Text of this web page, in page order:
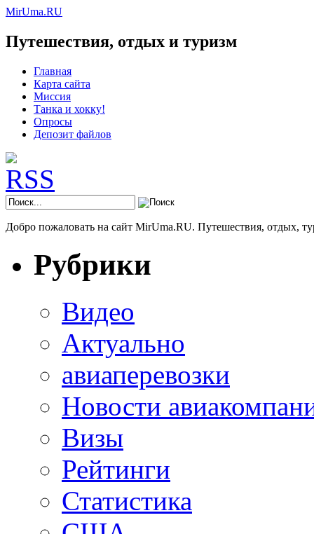
MirUma.RU
Путешествия, отдых и туризм
Главная
Карта сайта
Миссия
Танка и хокку!
Опросы
Депозит файлов
Добро пожаловать на сайт MirUma.RU. Путешествия, отдых,
Рубрики
Видео
Актуально
авиаперевозки
Новости
Визы
Рейтинги
Статистика